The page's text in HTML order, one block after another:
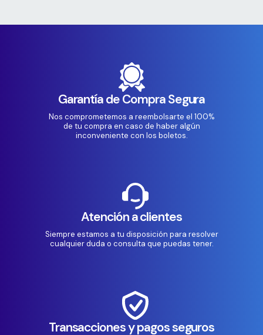
Garantía de Compra Segura
Nos comprometemos a reembolsarte el 100%
de tu compra en caso de haber algún
inconveniente con los boletos.
Atención a clientes
Siempre estamos a tu disposición para resolver
cualquier duda o consulta que puedas tener.
Transacciones y pagos seguros